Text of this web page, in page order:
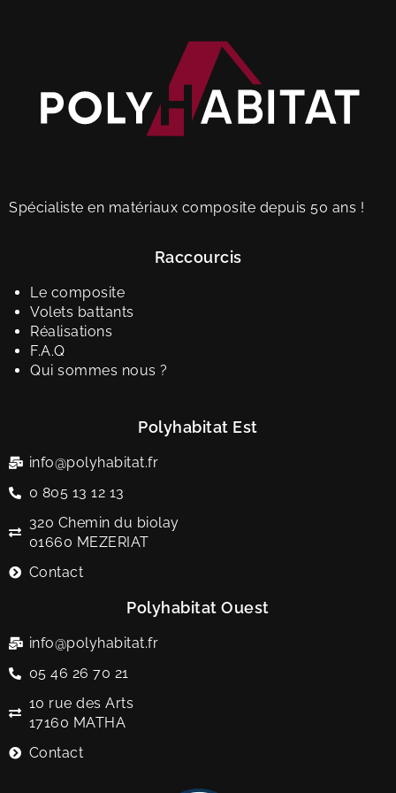
Spécialiste en matériaux composite depuis 50 ans !
Raccourcis
Le composite
Volets battants
Réalisations
F.A.Q
Qui sommes nous ?
Polyhabitat Est
info@polyhabitat.fr
0 805 13 12 13
320 Chemin du biolay
01660 MEZERIAT
Contact
Polyhabitat Ouest
info@polyhabitat.fr
05 46 26 70 21
10 rue des Arts
17160 MATHA
Contact